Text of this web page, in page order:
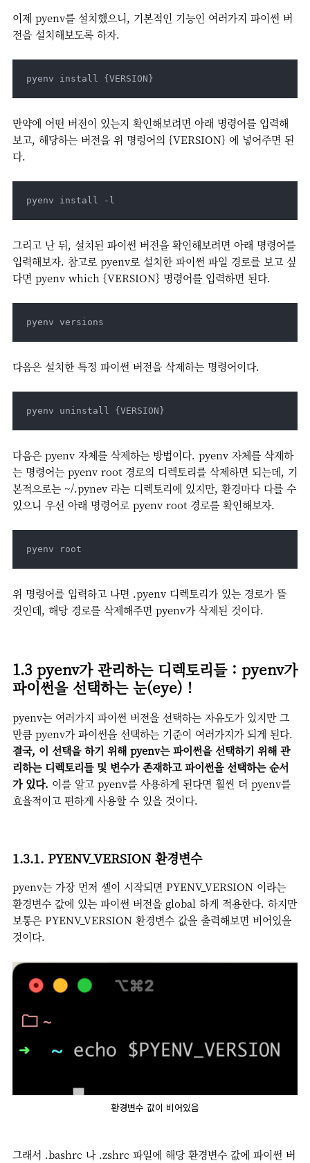
이제 pyenv를 설치했으니, 기본적인 기능인 여러가지 파이썬 버
전을 설치해보도록 하자.
pyenv install {VERSION}
만약에 어떤 버전이 있는지 확인해보려면 아래 명령어를 입력해
보고, 해당하는 버전을 위 명렁어의 {VERSION} 에 넣어주면 된
다.
pyenv install -l
그리고 난 뒤, 설치된 파이썬 버전을 확인해보려면 아래 명령어를
입력해보자. 참고로 pyenv로 설치한 파이썬 파일 경로를 보고 싶
다면 pyenv which {VERSION} 명령어를 입력하면 된다.
pyenv versions
다음은 설치한 특정 파이썬 버전을 삭제하는 명령어이다.
pyenv uninstall {VERSION}
다음은 pyenv 자체를 삭제하는 방법이다. pyenv 자체를 삭제하
는 명령어는 pyenv root 경로의 디렉토리를 삭제하면 되는데, 기
본적으로는 ~/.pynev 라는 디렉토리에 있지만, 환경마다 다를 수
있으니 우선 아래 명령어로 pyenv root 경로를 확인해보자.
pyenv root
위 명령어를 입력하고 나면 .pyenv 디렉토리가 있는 경로가 뜰
것인데, 해당 경로를 삭제해주면 pyenv가 삭제된 것이다.
1.3 pyenv가 관리하는 디렉토리들 : pyenv가
파이썬을 선택하는 눈(eye) !
pyenv는 여러가지 파이썬 버전을 선택하는 자유도가 있지만 그
만큼 pyenv가 파이썬을 선택하는 기준이 여러가지가 되게 된다.
결국, 이 선택을 하기 위해 pyenv는 파이썬을 선택하기 위해 관
리하는 디렉토리들 및 변수가 존재하고 파이썬을 선택하는 순서
가 있다. 이를 알고 pyenv를 사용하게 된다면 훨씬 더 pyenv를
효율적이고 편하게 사용할 수 있을 것이다.
1.3.1. PYENV_VERSION 환경변수
pyenv는 가장 먼저 셸이 시작되면 PYENV_VERSION 이라는
환경변수 값에 있는 파이썬 버전을 global 하게 적용한다. 하지만
보통은 PYENV_VERSION 환경변수 값을 출력해보면 비어있을
것이다.
환경변수 값이 비어있음
그래서 .bashrc 나 .zshrc 파일에 해당 환경변수 값에 파이썬 버